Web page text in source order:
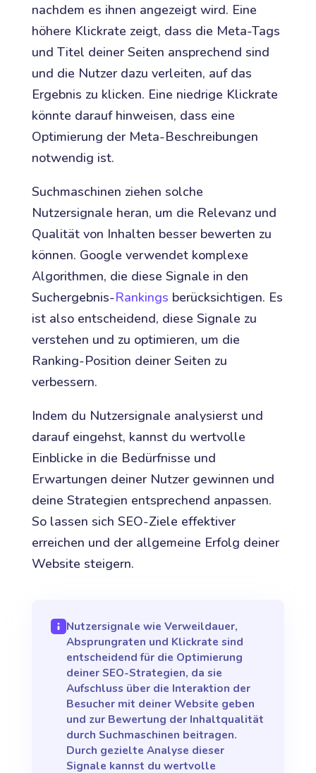
nachdem es ihnen angezeigt wird. Eine
höhere Klickrate zeigt, dass die Meta-Tags
und Titel deiner Seiten ansprechend sind
und die Nutzer dazu verleiten, auf das
Ergebnis zu klicken. Eine niedrige Klickrate
könnte darauf hinweisen, dass eine
Optimierung der Meta-Beschreibungen
notwendig ist.
Suchmaschinen ziehen solche
Nutzersignale heran, um die Relevanz und
Qualität von Inhalten besser bewerten zu
können. Google verwendet komplexe
Algorithmen, die diese Signale in den
Suchergebnis-Rankings berücksichtigen. Es
ist also entscheidend, diese Signale zu
verstehen und zu optimieren, um die
Ranking-Position deiner Seiten zu
verbessern.
Indem du Nutzersignale analysierst und
darauf eingehst, kannst du wertvolle
Einblicke in die Bedürfnisse und
Erwartungen deiner Nutzer gewinnen und
deine Strategien entsprechend anpassen.
So lassen sich SEO-Ziele effektiver
erreichen und der allgemeine Erfolg deiner
Website steigern.
Nutzersignale wie Verweildauer,
Absprungraten und Klickrate sind
entscheidend für die Optimierung
deiner SEO-Strategien, da sie
Aufschluss über die Interaktion der
Besucher mit deiner Website geben
und zur Bewertung der Inhaltqualität
durch Suchmaschinen beitragen.
Durch gezielte Analyse dieser
Signale kannst du wertvolle